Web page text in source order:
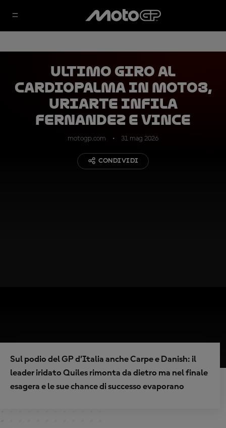
Ultimo giro al
cardiopalma in Moto3,
Uriarte infila
Fernandez e vince
motogp.com 31 mag 2026
CONDIVIDI
Sul podio del GP d’Italia anche Carpe e Danish: il
leader iridato Quiles rimonta da dietro ma nel finale
esagera e le sue chance di successo evaporano